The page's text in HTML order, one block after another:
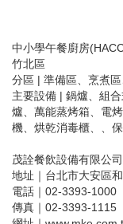
中小學午餐廚房
竹北區
分區 | 準備區、烹煮
主要設備 | 鍋爐、組
爐、萬能蒸烤箱、電
機、烘乾消毒櫃、、
茂詮餐飲設備有限公司
地址｜台北市大安區
電話｜02-3393-1000
傳真｜02-3393-1115